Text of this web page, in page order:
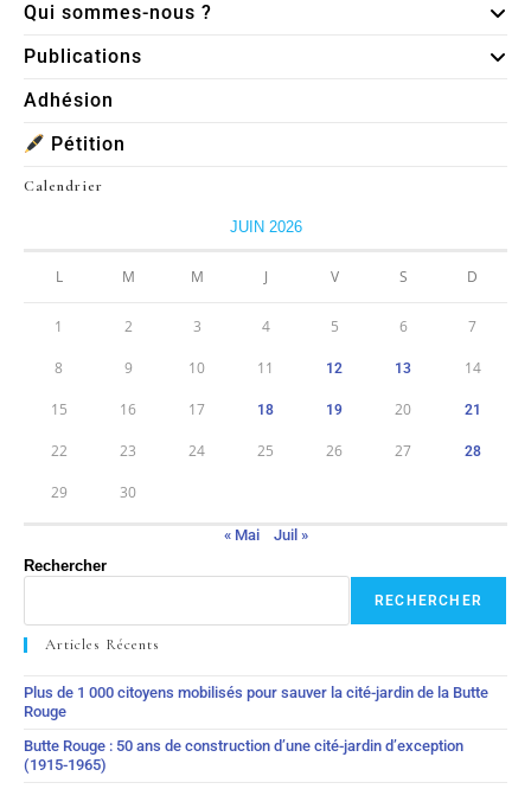
Qui sommes-nous ?
Publications
Adhésion
Pétition
Calendrier
JUIN 2026
L M M J V S D
1 2 3 4 5 6 7
8 9 10 11 12 13 14
15 16 17 18 19 20 21
22 23 24 25 26 27 28
29 30
« Mai
Juil »
Rechercher
RECHERCHER
Articles Récents
Plus de 1 000 citoyens mobilisés pour sauver la cité-jardin de la Butte
Rouge
Butte Rouge : 50 ans de construction d’une cité-jardin d’exception
(1915-1965)